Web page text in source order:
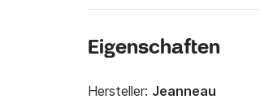
Eigenschaften
Hersteller: Jeanneau